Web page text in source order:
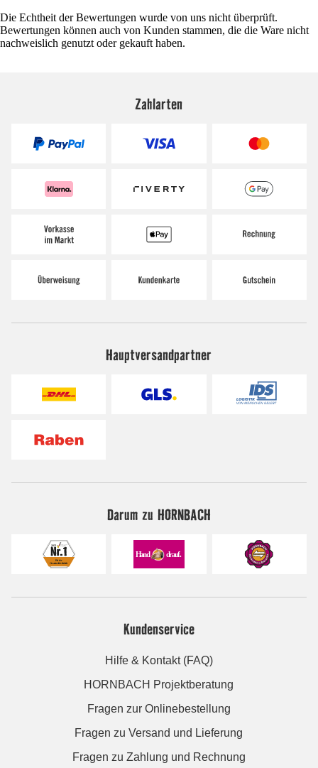
Die Echtheit der Bewertungen wurde von uns nicht überprüft.
Bewertungen können auch von Kunden stammen, die die Ware nicht
nachweislich genutzt oder gekauft haben.
Zahlarten
Hauptversandpartner
Darum zu HORNBACH
Kundenservice
Hilfe & Kontakt (FAQ)
HORNBACH Projektberatung
Fragen zur Onlinebestellung
Fragen zu Versand und Lieferung
Fragen zu Zahlung und Rechnung